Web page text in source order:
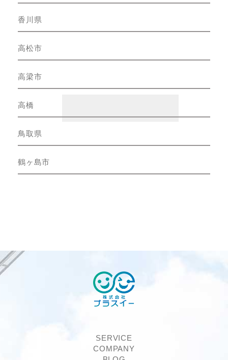
香川県
高松市
高梁市
高橋
鳥取県
鶴ヶ島市
SERVICE
COMPANY